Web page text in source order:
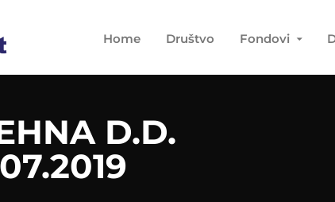
Home Društvo Fondovi
D.D.